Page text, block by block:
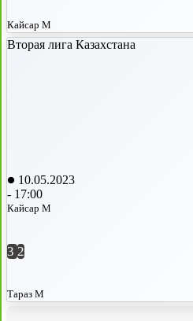
Кайсар М
Вторая лига Казахстана
10.05.2023
- 17:00
Кайсар М
3 2
Тараз М